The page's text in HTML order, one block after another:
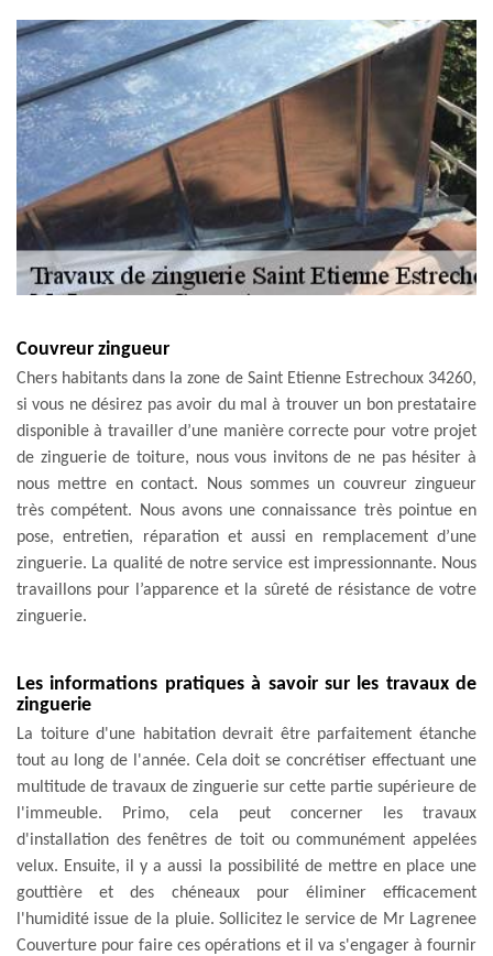
Couvreur zingueur
Chers habitants dans la zone de Saint Etienne Estrechoux 34260,
si vous ne désirez pas avoir du mal à trouver un bon prestataire
disponible à travailler d’une manière correcte pour votre projet
de zinguerie de toiture, nous vous invitons de ne pas hésiter à
nous mettre en contact. Nous sommes un couvreur zingueur
très compétent. Nous avons une connaissance très pointue en
pose, entretien, réparation et aussi en remplacement d’une
zinguerie. La qualité de notre service est impressionnante. Nous
travaillons pour l’apparence et la sûreté de résistance de votre
zinguerie.
Les informations pratiques à savoir sur les travaux de
zinguerie
La toiture d'une habitation devrait être parfaitement étanche
tout au long de l'année. Cela doit se concrétiser effectuant une
multitude de travaux de zinguerie sur cette partie supérieure de
l'immeuble. Primo, cela peut concerner les travaux
d'installation des fenêtres de toit ou communément appelées
velux. Ensuite, il y a aussi la possibilité de mettre en place une
gouttière et des chéneaux pour éliminer efficacement
l'humidité issue de la pluie. Sollicitez le service de Mr Lagrenee
Couverture pour faire ces opérations et il va s'engager à fournir